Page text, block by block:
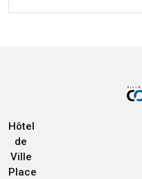
Hôtel
de
Ville
Place